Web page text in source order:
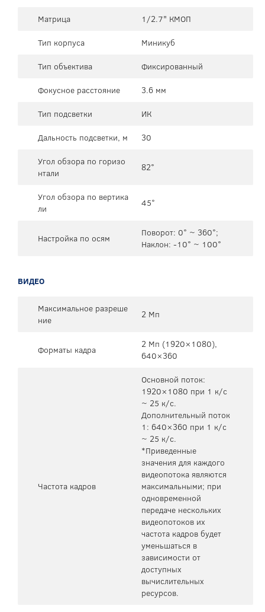
Матрица
1/2.7" КМОП
Тип корпуса
Миникуб
Тип объектива
Фиксированный
Фокусное расстояние
3.6 мм
Тип подсветки
ИК
Дальность подсветки, м
30
Угол обзора по горизо
нтали
82°
Угол обзора по вертика
ли
45°
Настройка по осям
Поворот: 0° ~ 360°;
Наклон: -10° ~ 100°
ВИДЕО
Максимальное разреше
ние
2 Мп
Форматы кадра
2 Мп (1920×1080),
640×360
Частота кадров
Основной поток:
1920×1080 при 1 к/с
~ 25 к/с.
Дополнительный поток
1: 640×360 при 1 к/с
~ 25 к/с.
*Приведенные
значения для каждого
видеопотока являются
максимальными; при
одновременной
передаче нескольких
видеопотоков их
частота кадров будет
уменьшаться в
зависимости от
доступных
вычислительных
ресурсов.